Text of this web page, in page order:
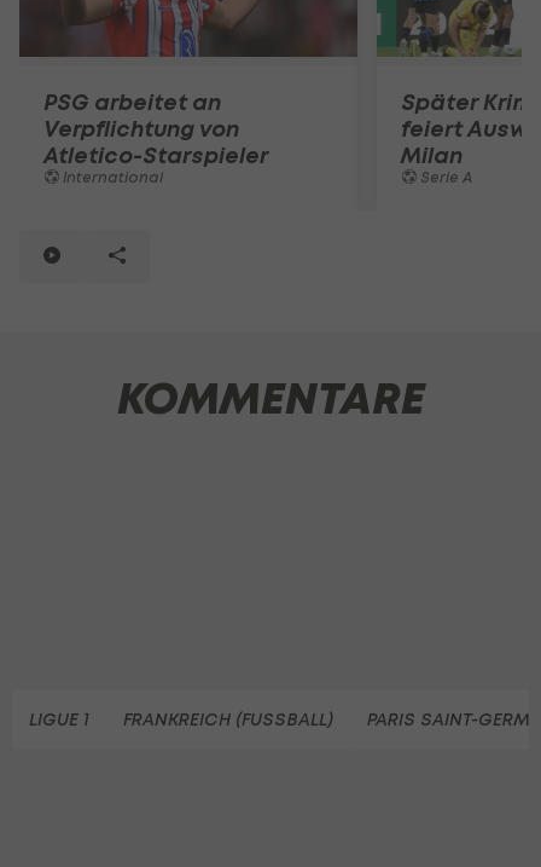
PSG arbeitet an
Verpflichtung von
Atletico-Starspieler
International
Später
feiert
Milan
Serie A
KOMMENTARE
LIGUE 1 FRANKREICH (FUSSBALL) PARIS SAINT-